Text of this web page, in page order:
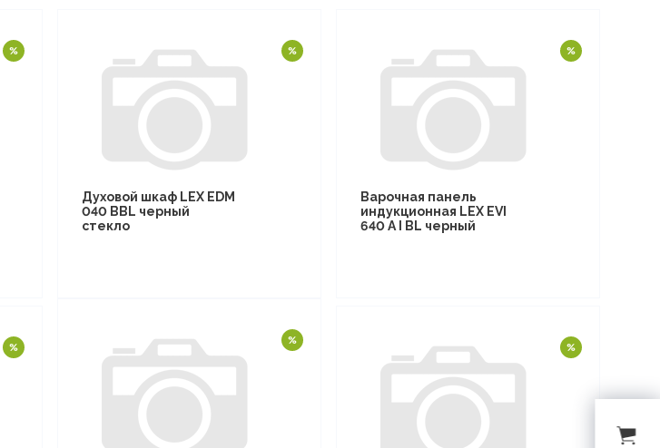
Духовой шкаф LEX EDM
040 BBL черный
стекло
Варочная панель
индукционная LEX EVI
640 A I BL черный